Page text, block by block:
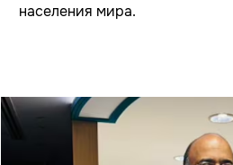
населения мира.